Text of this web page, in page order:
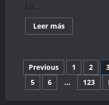
La...
Leer másRead
more
una
inteligencia
artificial
que
permite
Paginación
de
Previous 1 2
5
6 … 123